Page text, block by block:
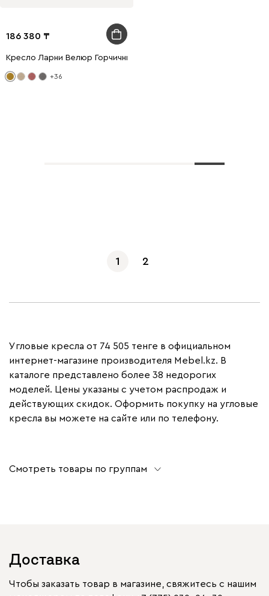
186 380
Кресло Ларни Велюр Горчичный
+36
1 2
Угловые кресла от 74 505 тенге в официальном
интернет-магазине производителя Mebel.kz. В
каталоге представлено более 38 недорогих
моделей. Цены указаны с учетом распродаж и
действующих скидок. Оформить покупку на угловые
кресла вы можете на сайте или по телефону.
Смотреть товары по группам
Доставка
Чтобы заказать товар в магазине, свяжитесь с нашим